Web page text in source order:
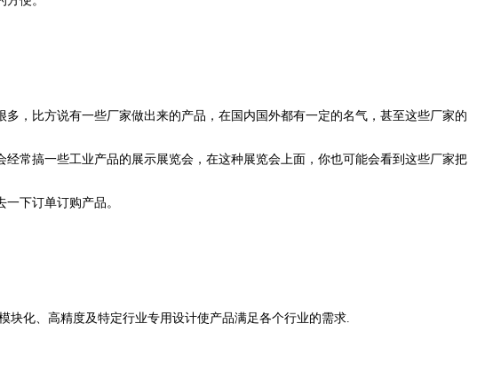
，比方说有一些厂家做出来的产品，在国内国外都有一定的名气，甚至这些厂家的
常搞一些工业产品的展示展览会，在这种展览会上面，你也可能会看到这些厂家把
下订单订购产品。
块化、高精度及特定行业专用设计使产品满足各个行业的需求.